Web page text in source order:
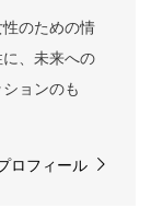
のための情
、未来への
ョンのも
ロフィール